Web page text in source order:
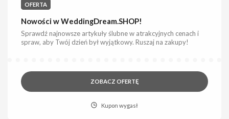
OFERTA
Nowości w WeddingDream.SHOP!
Sprawdź najnowsze artykuły ślubne w atrakcyjnych cenach i
spraw, aby Twój dzień był wyjątkowy. Ruszaj na zakupy!
ZOBACZ OFERTĘ
Kupon wygasł